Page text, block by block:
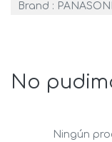
Brand :
No
Ningún